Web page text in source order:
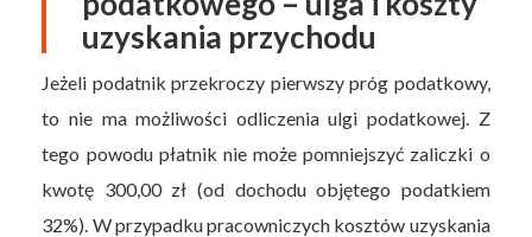
uzyskania przychodu
Jeżeli podatnik przekroczy pierwszy próg podatkowy,
to nie ma możliwości odliczenia ulgi podatkowej. Z
tego powodu płatnik nie może pomniejszyć zaliczki o
kwotę 300,00 zł (od dochodu objętego podatkiem
32%). W przypadku pracowniczych kosztów uzyskania